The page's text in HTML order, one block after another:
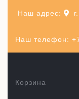
Наш телефон:
Наш адрес:
Корзина